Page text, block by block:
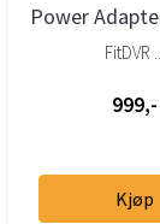
Power
pin
FitDVR
999,-
Kjøp